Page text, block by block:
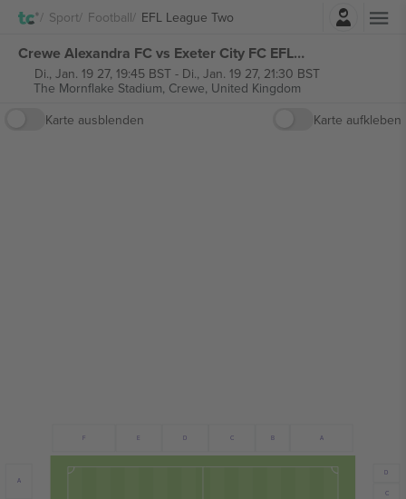
Sport Football EFL League TwoEinloggen
Crewe Alexandra FC vs Exeter City FC EFL League Two tickets
Di., Jan. 19 27, 19:45 BST- Di., Jan. 19 27, 21:30 BST
The Mornflake Stadium, Crewe, United Kingdom
Karte ausblenden
Karte aufkleben
A
B
C
D
E
F
C
D
A